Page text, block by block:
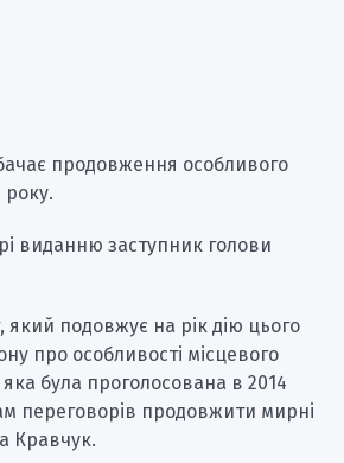
продовження особливого
року.
виданню заступник голови
який подовжує на рік дію цього
про особливості місцевого
була проголосована в 2014
переговорів продовжити мирні
Кравчук.